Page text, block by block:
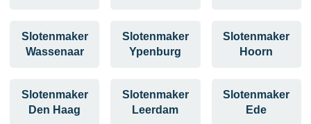
Slotenmaker
Wassenaar
Slotenmaker
Ypenburg
Slotenmaker
Hoorn
Slotenmaker
Den Haag
Slotenmaker
Leerdam
Slotenmaker
Ede